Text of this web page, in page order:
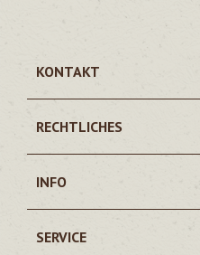
KONTAKT
RECHTLICHES
INFO
SERVICE